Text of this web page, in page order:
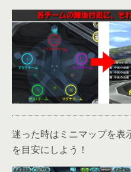
迷った時はミニマップを表
を目安にしよう！